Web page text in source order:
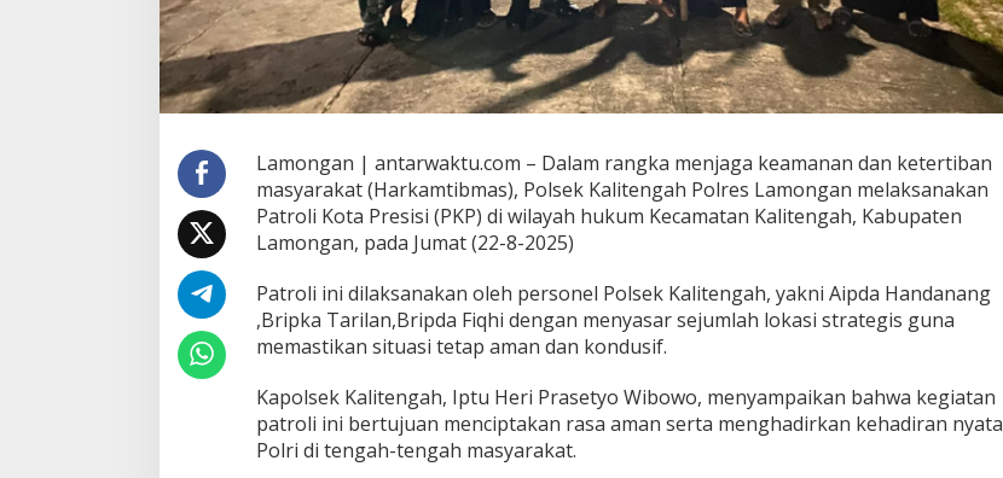
Lamongan | antarwaktu.com – Dalam rangka menjaga keamanan dan ketertiban
masyarakat (Harkamtibmas), Polsek Kalitengah Polres Lamongan melaksanakan
Patroli Kota Presisi (PKP) di wilayah hukum Kecamatan Kalitengah, Kabupaten
Lamongan, pada Jumat (22-8-2025)
Patroli ini dilaksanakan oleh personel Polsek Kalitengah, yakni Aipda Handanang
,Bripka Tarilan,Bripda Fiqhi dengan menyasar sejumlah lokasi strategis guna
memastikan situasi tetap aman dan kondusif.
Kapolsek Kalitengah, Iptu Heri Prasetyo Wibowo, menyampaikan bahwa kegiatan
patroli ini bertujuan menciptakan rasa aman serta menghadirkan kehadiran nyata
Polri di tengah-tengah masyarakat.